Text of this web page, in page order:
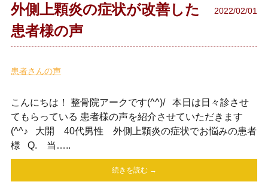
外側上顆炎の症状が改善した
患者様の声
2022/02/01
患者さんの声
こんにちは！ 整骨院アークです(^^)/ 本日は日々診させ
てもらっている 患者様の声を紹介させていただきます
(^^♪ 大開 40代男性 外側上顆炎の症状でお悩みの患者
様 Q. 当…..
続きを読む →